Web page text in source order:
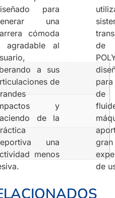
para
una
cómoda
agradable al
a sus
de
y
de la
una
menos
de
de
gran
de